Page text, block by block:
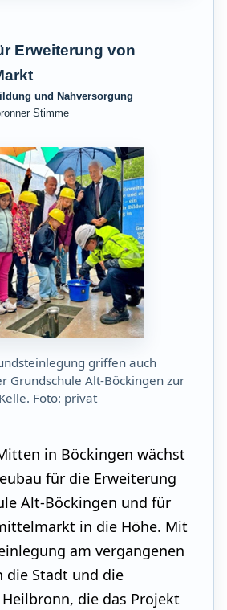
Erweiterung von
und Nahversorgung
Stimme
griffen auch
Grundschule Alt-Böckingen zur
Kelle. Foto: privat
in Böckingen wächst
für die Erweiterung
Alt-Böckingen und für
in die Höhe. Mit
am vergangenen
die Stadt und die
die das Projekt